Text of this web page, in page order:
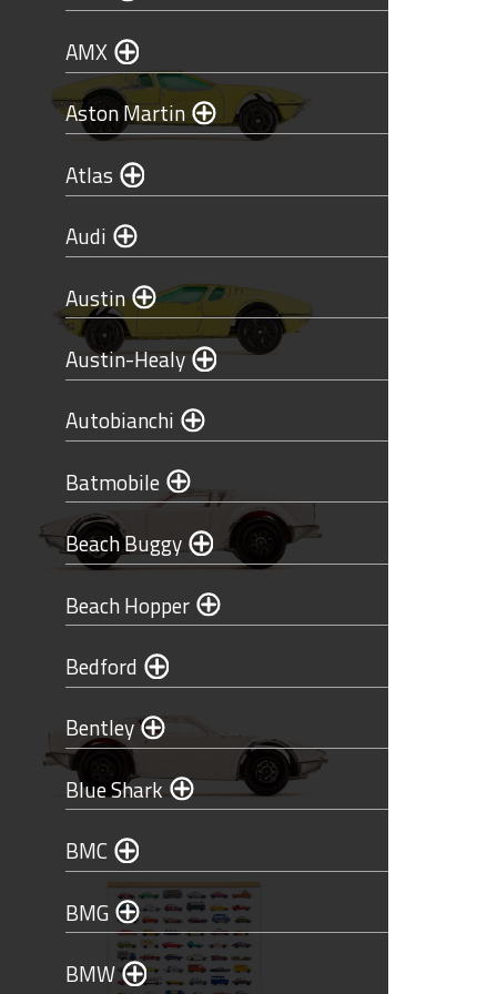
AMX
Aston Martin
Atlas
Audi
Austin
Austin-Healy
Autobianchi
Batmobile
Beach Buggy
Beach Hopper
Bedford
Bentley
Blue Shark
BMC
BMG
BMW